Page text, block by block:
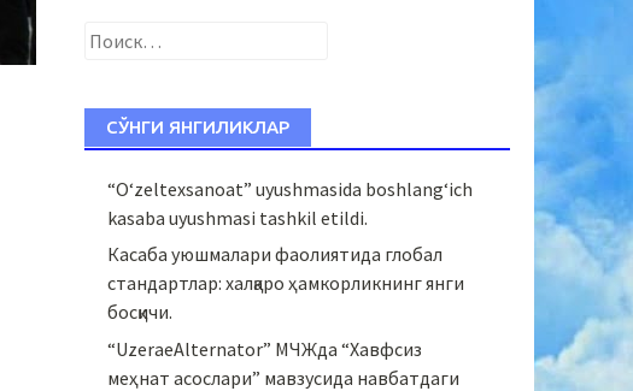
Найти:
СЎНГИ ЯНГИЛИКЛАР
“O‘zeltexsanoat” uyushmasida boshlang‘ich
kasaba uyushmasi tashkil etildi.
Касаба уюшмалари фаолиятида глобал
стандартлар: халқаро ҳамкорликнинг янги
босқичи.
“UzeraeAlternator” МЧЖда “Хавфсиз
меҳнат асослари” мавзусида навбатдаги